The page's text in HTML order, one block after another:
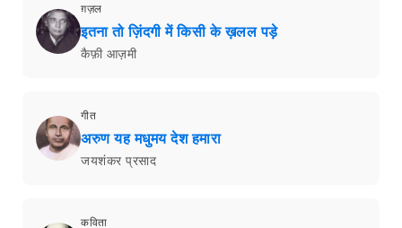
ग़ज़ल
इतना तो ज़िंदगी में किसी के ख़लल पड़े
कैफ़ी आज़मी
गीत
अरुण यह मधुमय देश हमारा
जयशंकर प्रसाद
कविता